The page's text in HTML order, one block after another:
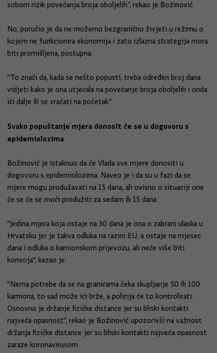
sobom rizik povećanja broja oboljelih”, rekao je Božinović.
No, poručio je da ne možemo bezgranično živjeti u režimu o
kojem ne funkcionira ekonomija i zato izlazna strategija mora
biti promišljena, postupna.
"To znači da, kada se nešto popusti, treba određen broj dana
vidjeti kako je ona utjecala na povećanje broja oboljelih i onda
ići dalje ili se vraćati na početak."
Svako popuštanje mjera donosit će se u dogovoru s
epidemiolozima
Božinović je istaknuo da će Vlada sve mjere donositi u
dogovoru s epidemiolozima. Naveo je i da su u fazi da se
mjere mogu produžavati na 15 dana, ali ovisno o situaciji one
će se će se moći produžiti za sedam ili 15 dana.
"Jedina mjera koja ostaje na 30 dana je ona o zabrani ulaska u
Hrvatsku jer je takva odluka na razini EU, a ostaje na mjesec
dana i odluka o kamionskom prijevozu, ali neće više biti
konvoja", kazao je.
"Nema potrebe da se na granicama čeka skupljanje 50 ili 100
kamiona, to sad može ići brže, a policija će to kontrolirati.
Osnovno je držanje fizičke distance jer su bliski kontakti
najveća opasnost", rekao je Božinović upozorivši na važnost
držanja fizičke distance jer su bliski kontakti najveća opasnost
zaraze koronavirusom.